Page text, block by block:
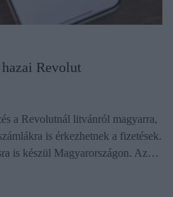
Revolut
a Revolutnál litvánról magyarra,
is érkezhetnek a fizetések.
is készül Magyarországon. Az…